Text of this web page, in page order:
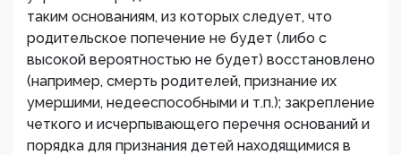
таким основаниям, из которых следует, что
родительское попечение не будет (либо с
высокой вероятностью не будет) восстановлено
(например, смерть родителей, признание их
умершими, недееспособными и т.п.); закрепление
четкого и исчерпывающего перечня оснований и
порядка для признания детей находящимися в